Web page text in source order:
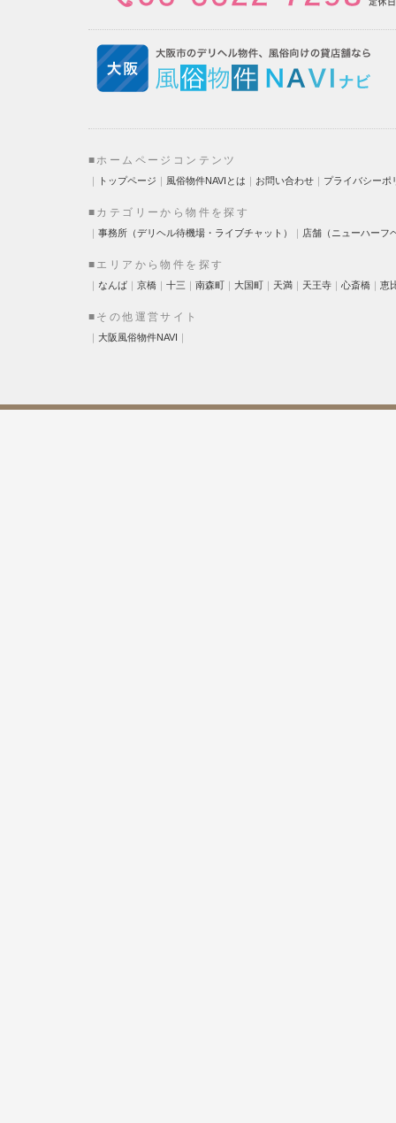
■ホームページコンテンツ
｜ トップページ ｜ 風俗物件NAVIとは ｜ お問い合わせ ｜ プライバシーポ
■カテゴリーから物件を探す
｜ 事務所（デリヘル待機場・ライブチャット） ｜ 店舗（ニューハーフ
■エリアから物件を探す
｜ なんば ｜ 京橋 ｜ 十三 ｜ 南森町 ｜ 大国町 ｜ 天満 ｜ 天王寺 ｜ 心斎橋 ｜ 恵
■その他運営サイト
｜ 大阪風俗物件NAVI ｜